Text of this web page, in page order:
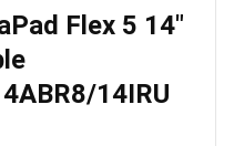
Flex 5 14″
14IRU